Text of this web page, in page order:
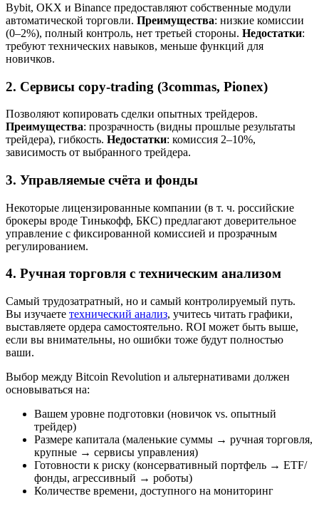
Bybit, OKX и Binance предоставляют собственные модули
автоматической торговли. Преимущества: низкие комиссии
(0–2%), полный контроль, нет третьей стороны. Недостатки:
требуют технических навыков, меньше функций для
новичков.
2. Сервисы copy-trading (3commas, Pionex)
Позволяют копировать сделки опытных трейдеров.
Преимущества: прозрачность (видны прошлые результаты
трейдера), гибкость. Недостатки: комиссия 2–10%,
зависимость от выбранного трейдера.
3. Управляемые счёта и фонды
Некоторые лицензированные компании (в т. ч. российские
брокеры вроде Тинькофф, БКС) предлагают доверительное
управление с фиксированной комиссией и прозрачным
регулированием.
4. Ручная торговля с техническим анализом
Самый трудозатратный, но и самый контролируемый путь.
Вы изучаете технический анализ, учитесь читать графики,
выставляете ордера самостоятельно. ROI может быть выше,
если вы внимательны, но ошибки тоже будут полностью
ваши.
Выбор между Bitcoin Revolution и альтернативами должен
основываться на:
Вашем уровне подготовки (новичок vs. опытный
трейдер)
Размере капитала (маленькие суммы → ручная торговля,
крупные → сервисы управления)
Готовности к риску (консервативный портфель → ETF/
фонды, агрессивный → роботы)
Количестве времени, доступного на мониторинг